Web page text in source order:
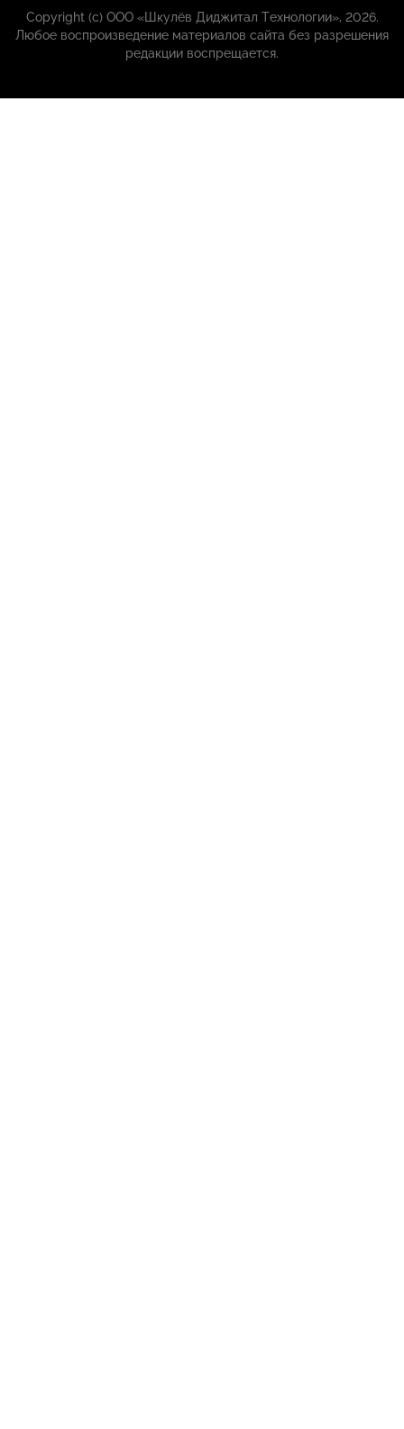
Copyright (с) ООО «Шкулёв Диджитал Технологии», 2026.
Любое воспроизведение материалов сайта без разрешения
редакции воспрещается.